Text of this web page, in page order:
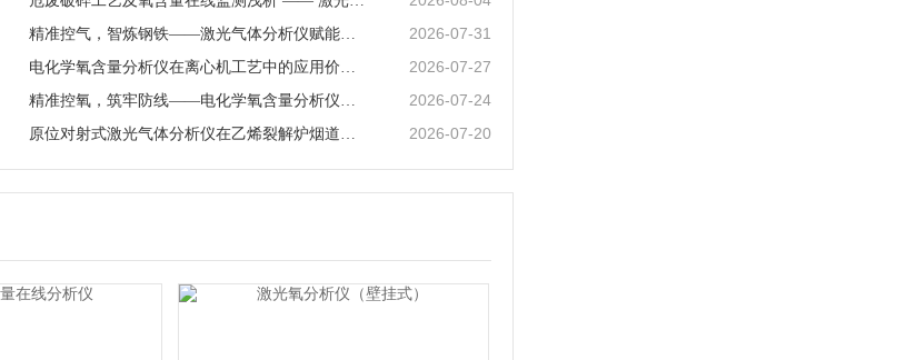
精准控气，智炼钢铁——激光气体分析仪赋能钢铁冶炼高效低碳生产 2026-07-31
电化学氧含量分析仪在离心机工艺中的应用价值与产品解析 2026-07-27
精准控氧，筑牢防线——电化学氧含量分析仪在反应釜工艺中的深度应用 2026-07-24
原位对射式激光气体分析仪在乙烯裂解炉烟道CO检测中的应用 2026-07-20